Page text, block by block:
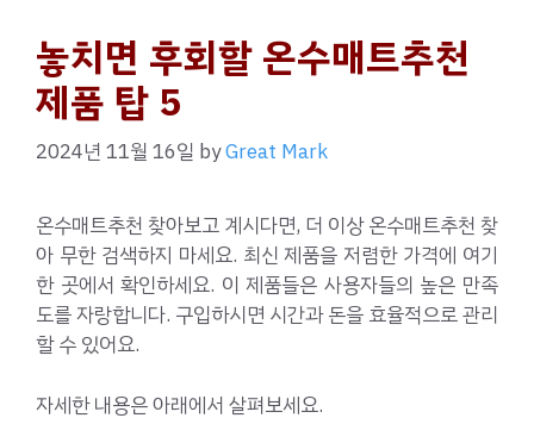
놓치면 후회할 온수매트추천
제품 탑 5
2024년 11월 16일 byGreat Mark
온수매트추천 찾아보고 계시다면, 더 이상 온수매트추천 찾
아 무한 검색하지 마세요. 최신 제품을 저렴한 가격에 여기
한 곳에서 확인하세요. 이 제품들은 사용자들의 높은 만족
도를 자랑합니다. 구입하시면 시간과 돈을 효율적으로 관리
할 수 있어요.
자세한 내용은 아래에서 살펴보세요.